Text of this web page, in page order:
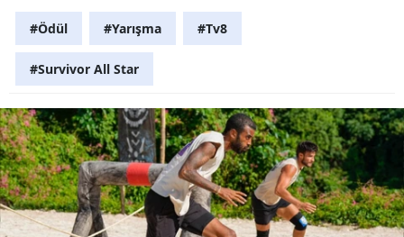
#Ödül #Yarışma #Tv8
#Survivor All Star